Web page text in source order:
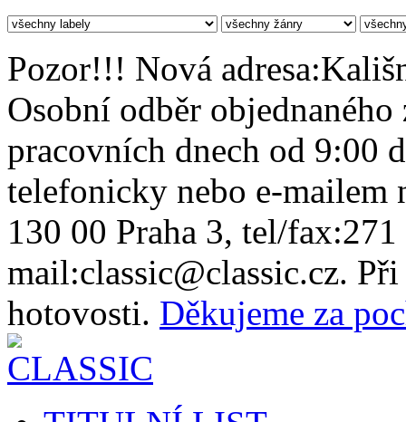
Pozor!!! Nová
Osobní odběr
pracovních dnech od 9:00
telefonicky nebo e-mailem
130 00 Praha 3, tel/
mail:classic@classic.cz.
hotovosti. Děkujeme za